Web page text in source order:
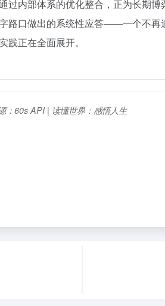
过内部体系的优化整合，正为长期
路口做出的系统性应答——一个不再
正在全面展开。
：60s API | 读懂世界：感悟人生